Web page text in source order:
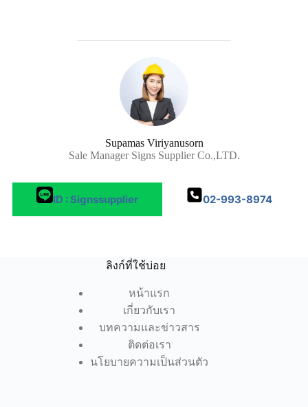
Supamas Viriyanusorn
Sale Manager Signs Supplier Co.,LTD.
ID : Signssupplier 02-993-8974
ลิงก์ที่ใช้บ่อย
หน้าแรก
เกี่ยวกับเรา
บทความและข่าวสาร
ติดต่อเรา
นโยบายความเป็นส่วนตัว